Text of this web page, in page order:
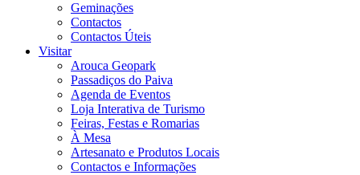
Geminações
Contactos
Contactos Úteis
Visitar
Arouca Geopark
Passadiços do Paiva
Agenda de Eventos
Loja Interativa de Turismo
Feiras, Festas e Romarias
À Mesa
Artesanato e Produtos Locais
Contactos e Informações